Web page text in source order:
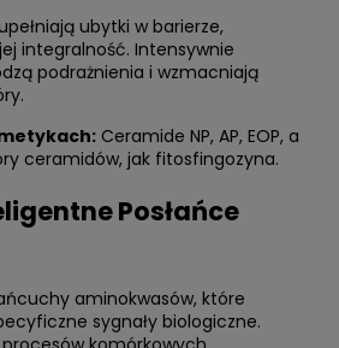
ubytki w barierze,
integralność. Intensywnie
podrażnienia i wzmacniają
Ceramide NP, AP, EOP, a
ceramidów, jak fitosfingozyna.
Posłańce
aminokwasów, które
sygnały biologiczne.